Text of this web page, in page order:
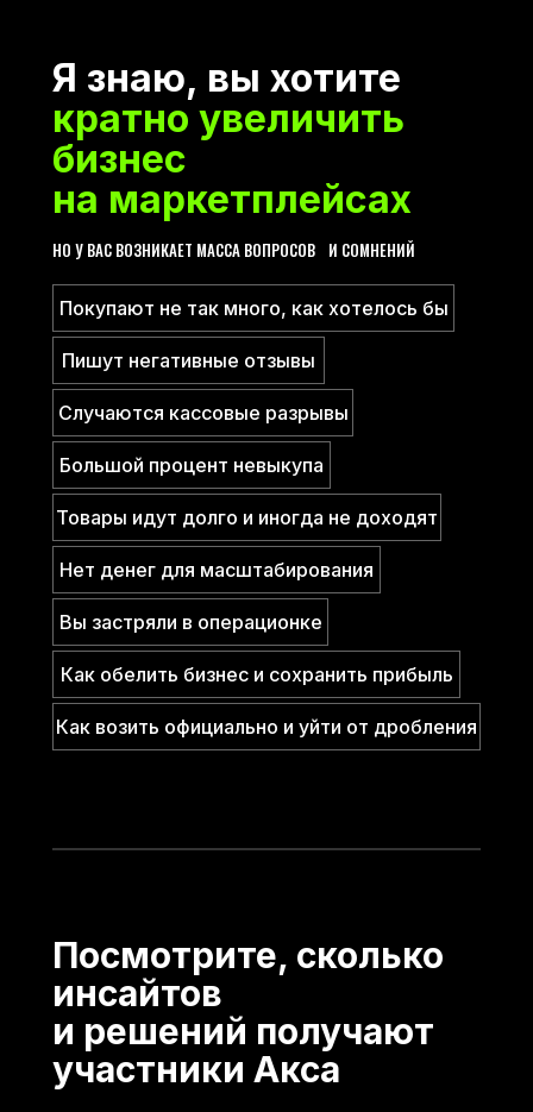
Покупают не так много, как хотелось бы
Я знаю, вы хотите
кратно увеличить
бизнес
на маркетплейсах
НО У ВАС ВОЗНИКАЕТ МАССА ВОПРОСОВ И СОМНЕНИЙ
Большой процент невыкупа
Пишут негативные отзывы
Товары идут долго и иногда не доходят
Случаются кассовые разрывы
Вы застряли в операционке
Нет денег для масштабирования
Как возить официально и уйти от дробления
Как обелить бизнес и сохранить прибыль
Посмотрите, сколько
инсайтов
и решений получают
участники Акса